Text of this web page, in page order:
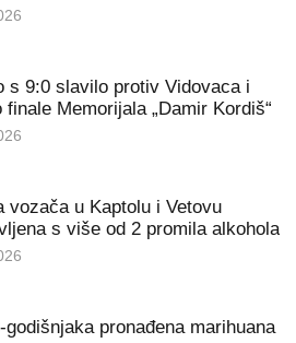
s 9:0 slavilo protiv Vidovaca i
finale Memorijala „Damir Kordiš“
vozača u Kaptolu i Vetovu
s više od 2 promila alkohola
godišnjaka pronađena marihuana